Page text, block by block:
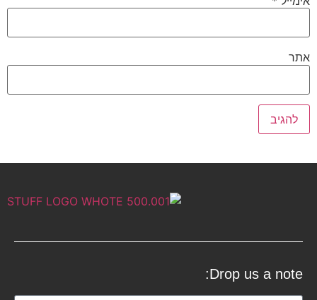
אתר
Drop us a note: